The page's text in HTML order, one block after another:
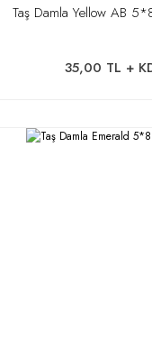
Taş Damla Yellow AB
35,00 TL +